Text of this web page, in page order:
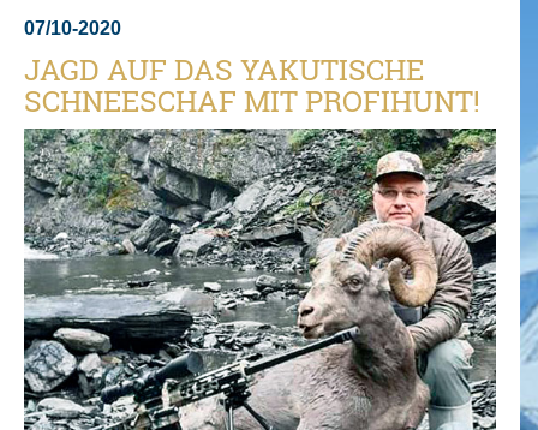
07/10-2020
JAGD AUF DAS YAKUTISCHE
SCHNEESCHAF MIT PROFIHUNT!